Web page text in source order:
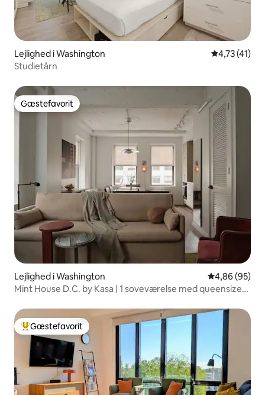
Lejlighed i Washington 4,73 ud af 5
4,73 (41)
Studietårn
Gæstefavorit
Gæstefavorit
Lejlighed i Washington 4,86 ud af 5 i
4,86 (95)
Mint House D.C. by Kasa | 1 soveværelse med queensize-
Bedste gæstefavorit
Gæstefavorit